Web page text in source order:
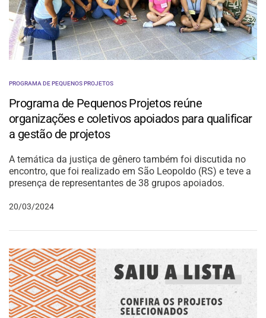
PROGRAMA DE PEQUENOS PROJETOS
Programa de Pequenos Projetos reúne
organizações e coletivos apoiados para qualificar
a gestão de projetos
A temática da justiça de gênero também foi discutida no
encontro, que foi realizado em São Leopoldo (RS) e teve a
presença de representantes de 38 grupos apoiados.
20/03/2024